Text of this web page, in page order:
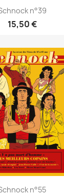
n°39
15,50 €
n°55